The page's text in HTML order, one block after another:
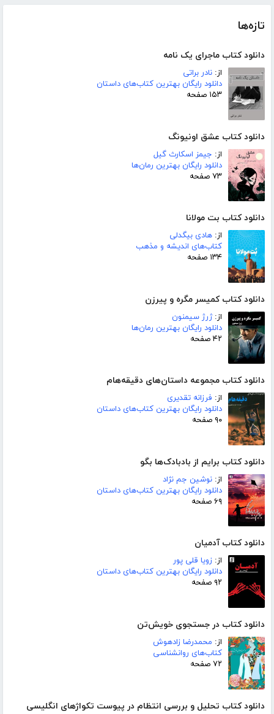
تازه‌ها
دانلود کتاب ماجرای یک نامه
از: نادر براتی
دانلود رایگان بهترین کتاب‌های داستان
۱۵۳ صفحه
دانلود کتاب عشق اونیونگ
از: جیمز اسکارث گیل
دانلود رایگان بهترین رمان‌ها
۷۳ صفحه
دانلود کتاب بت مولانا
از: هادی بیگدلی
کتاب‌های اندیشه و مذهب
۱۳۴ صفحه
دانلود کتاب کمیسر مگره و پیرزن
از:ژرژ سیمنون
دانلود رایگان بهترین رمان‌ها
۴۲ صفحه
دانلود کتاب مجموعه داستان‌های دقیقه‌هام
از: فرزانه تقدیری
دانلود رایگان بهترین کتاب‌های داستان
۹۰ صفحه
دانلود کتاب برایم از بادبادک‌ها بگو
از: نوشین جم نژاد
دانلود رایگان بهترین کتاب‌های داستان
۶۹ صفحه
دانلود کتاب آدمیان
از: زویا قلی پور
دانلود رایگان بهترین کتاب‌های داستان
۹۲ صفحه
دانلود کتاب در جستجوی خویش‌تن
از: محمدرضا زادهوش
کتاب‌های روانشناسی
۷۲ صفحه
دانلود کتاب تحلیل و بررسی انتظام در پیوست تکواژهای انگلیسی